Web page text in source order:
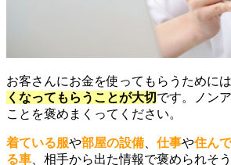
お客さんにお金を使ってもらうためには
くなってもらうことが大切です。ノン
ことを褒めまくってください。
着ている服や部屋の設備 仕事や住ん
る車 、相手から出た情報で褒められそ